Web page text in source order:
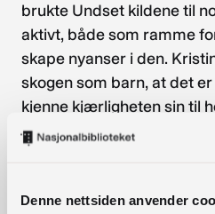
Denne nettsiden anvender
brukte Undset kildene til
aktivt, både som ramme
skape nyanser i den.
skogen som barn, at det
kjenne kjærligheten sin til
forsøkt voldtatt ved
stevnemøte med Erlend i
mellomalderlovene.